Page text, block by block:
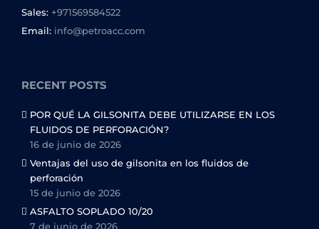
Sales: +971569584522
Email: info@petroacc.com
RECENT POSTS
POR QUÉ LA GILSONITA DEBE UTILIZARSE EN LOS
FLUIDOS DE PERFORACIÓN?
16 de junio de 2026
Ventajas del uso de gilsonita en los fluidos de
perforación
15 de junio de 2026
ASFALTO SOPLADO 10/20
7 de junio de 2026